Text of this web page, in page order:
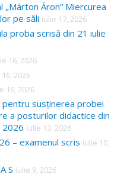
„Márton Áron” Miercurea
pe săli iulie 17, 2026
proba scrisă din 21 iulie
16, 2026
2026
16, 2026
pentru susținerea probei
a posturilor didactice din
2026 iulie 13, 2026
– examenul scris iulie 10,
S iulie 9, 2026